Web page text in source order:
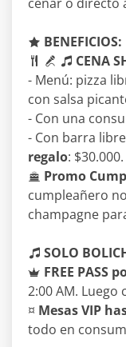
BENEFICIOS:
CENA
- Menú: pizza
con salsa
- Con una
- Con barra
regalo: $30.000.
Promo
cumpleañero
champagne
SOLO
FREE PASS
2:00 AM. Luego
¤ Mesas VIP
todo en